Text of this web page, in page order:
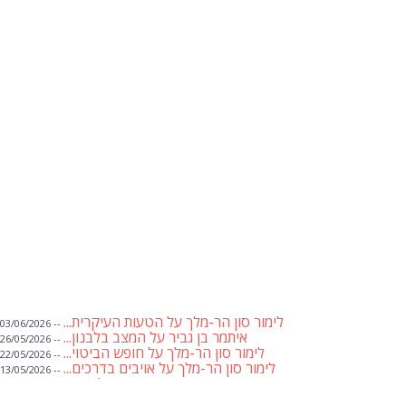
לימור סון הר-מלך על הטעות העיקרית... -- 03/06/2026
איתמר בן גביר על המצב בלבנון... -- 26/05/2026
לימור סון הר-מלך על חופש הביטוי... -- 22/05/2026
לימור סון הר-מלך על אויבים בדרכים... -- 13/05/2026
שבועת אמונים לדעאש